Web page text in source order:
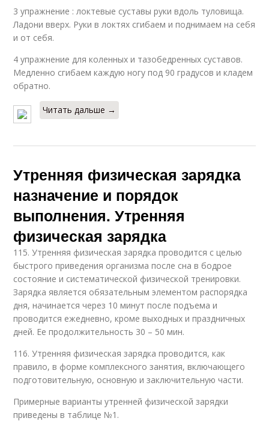
3 упражнение : локтевые суставы руки вдоль туловища.
Ладони вверх. Руки в локтях сгибаем и поднимаем на себя
и от себя.
4 упражнение для коленных и тазобедренных суставов.
Медленно сгибаем каждую ногу под 90 градусов и кладем
обратно.
Читать дальше →
Утренняя физическая зарядка
назначение и порядок
выполнения. Утренняя
физическая зарядка
115. Утренняя физическая зарядка проводится с целью
быстрого приведения организма после сна в бодрое
состояние и систематической физической тренировки.
Зарядка является обязательным элементом распорядка
дня, начинается через 10 минут после подъема и
проводится ежедневно, кроме выходных и праздничных
дней. Ее продолжительность 30 – 50 мин.
116. Утренняя физическая зарядка проводится, как
правило, в форме комплексного занятия, включающего
подготовительную, основную и заключительную части.
Примерные варианты утренней физической зарядки
приведены в таблице №1.